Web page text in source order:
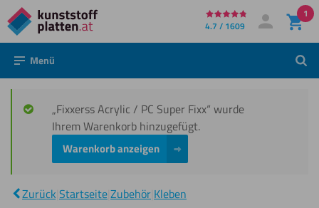
Direkt
zum
Inhalt
4.7 / 1609 Mein Konto
Anmelden
1
Menü
„Fixxerss Acrylic / PC Super Fixx“ wurde
Ihrem Warenkorb hinzugefügt.
Warenkorb anzeigen
Zurück StartseiteZubehör Kleben
Fixxerss
Mirror Super
Fixx